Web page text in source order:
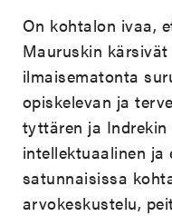
On kohtalon ivaa,
Mauruskin
ilmaisematonta
opiskelevan ja
tyttären ja
intellektuaalinen ja
satunnaisissa
arvokeskustelu,